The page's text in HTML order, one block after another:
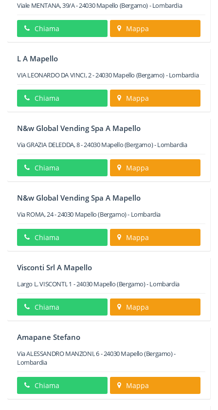
Viale MENTANA, 39/A-24030 Mapello (Bergamo) -Lombardia
Chiama Mappa
L A Mapello
VIA LEONARDO DA VINCI, 2-24030 Mapello (Bergamo) -Lombardia
Chiama Mappa
N&w Global Vending Spa A Mapello
Via GRAZIA DELEDDA, 8-24030Mapello(Bergamo) -Lombardia
Chiama Mappa
N&w Global Vending Spa A Mapello
Via ROMA, 24-24030 Mapello(Bergamo) - Lombardia
Chiama Mappa
Visconti Srl A Mapello
Largo L. VISCONTI, 1 -24030Mapello(Bergamo) -Lombardia
Chiama Mappa
Amapane Stefano
Via ALESSANDRO MANZONI, 6-24030Mapello(Bergamo) -
Lombardia
Chiama Mappa